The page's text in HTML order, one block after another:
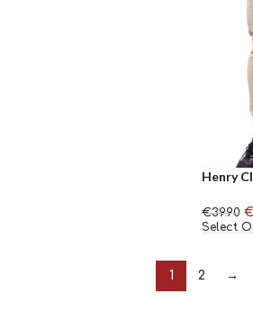
Henry
€39.90 €
Select
1 2 →